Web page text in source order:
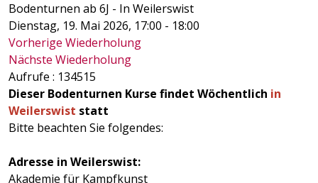
Bodenturnen ab 6J - In Weilerswist
Dienstag, 19. Mai 2026, 17:00 - 18:00
Vorherige Wiederholung
Nächste Wiederholung
Aufrufe : 134515
Dieser Bodenturnen Kurse findet Wöchentlich in
Weilerswist statt
Bitte beachten Sie folgendes:
Adresse in Weilerswist:
Akademie für Kampfkunst